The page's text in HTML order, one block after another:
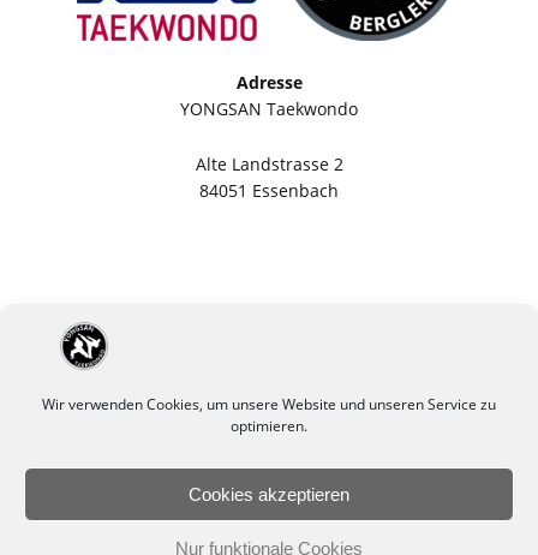
Wir verwenden Cookies, um unsere Website und unseren Service zu
optimieren.
Cookies akzeptieren
Nur funktionale Cookies
Adresse
YONGSAN Taekwondo
Alte Landstrasse 2
84051 Essenbach
Impressum
Datenschutzerklärung